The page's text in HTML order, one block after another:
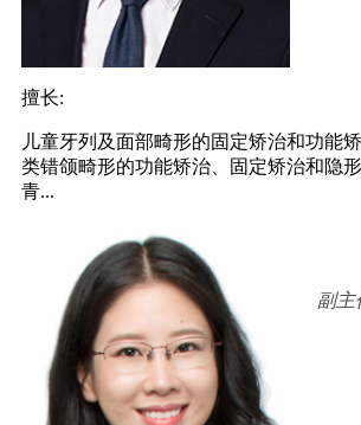
擅长:
儿童牙列及面部畸形的固定矫治和功能
类错颌畸形的功能矫治、固定矫治和隐
青...
副主